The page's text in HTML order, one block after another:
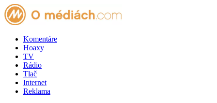
Komentáre
Hoaxy
TV
Rádio
Tlač
Internet
Reklama